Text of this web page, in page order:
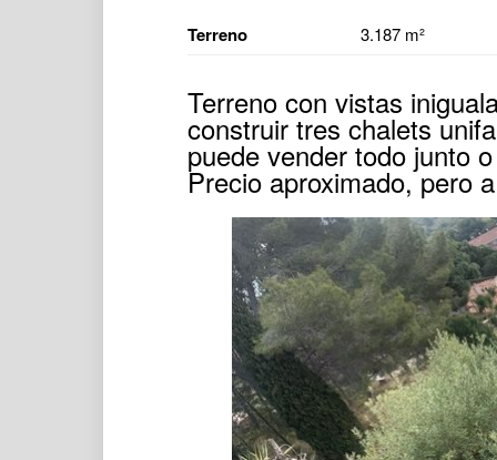
Terreno 3.187 m²
Terreno con vistas
construir tres chalets
puede vender todo junto
Precio aproximado, pero